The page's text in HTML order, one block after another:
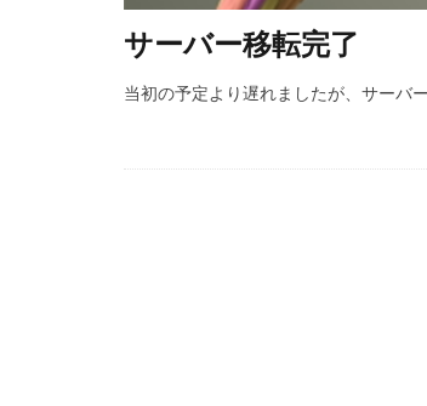
サーバー移転完了
当初の予定より遅れましたが、サーバ